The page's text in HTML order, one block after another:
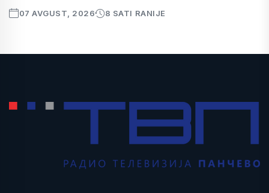
07 AVGUST, 2026 8 SATI RANIJE